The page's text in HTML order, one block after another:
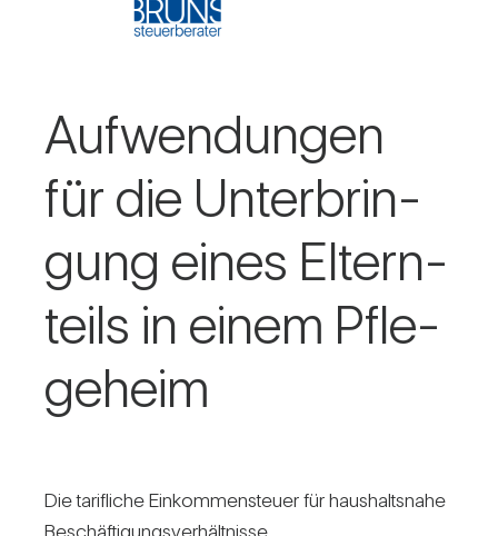
Auf­wen­dungen
für die Unter­brin­
gung eines Eltern­
teils in einem Pfle­
ge­heim
Die tarif­liche Ein­kom­men­steuer für haus­halts­nahe
Beschäf­ti­gungs­ver­hält­nisse